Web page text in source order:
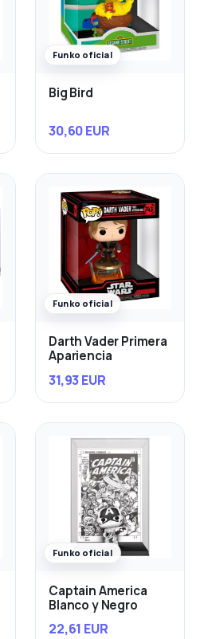
Funko oficial
Big Bird
30,60 EUR
Funko oficial
Darth Vader Primera
Apariencia
31,93 EUR
Funko oficial
Captain America
Blanco y Negro
22,61 EUR